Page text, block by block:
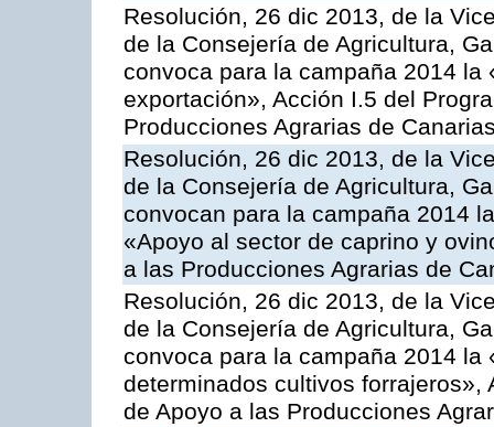
Resolución, 26 dic 2013, de la
de la Consejería de Agricultura,
convoca para la campaña 2014
exportación», Acción I.5 del
Producciones Agrarias de
Resolución, 26 dic 2013, de la
de la Consejería de Agricultura,
convocan para la campaña 2014
«Apoyo al sector de caprino y
a las Producciones Agrarias de
Resolución, 26 dic 2013, de la
de la Consejería de Agricultura,
convoca para la campaña 2014 la
determinados cultivos forrajeros»,
de Apoyo a las Producciones